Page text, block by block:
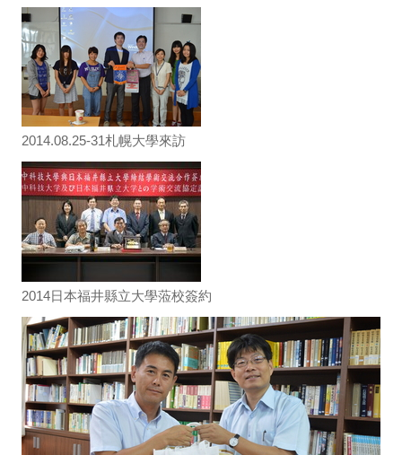
2014.08.25-31札幌大學來訪
2014日本福井縣立大學蒞校簽約